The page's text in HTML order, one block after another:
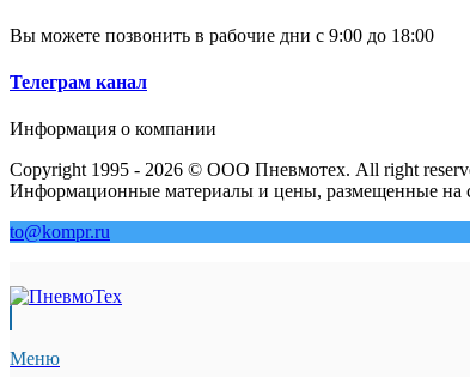
Вы можете позвонить в рабочие дни с 9:00 до 18:00
Телеграм канал
Информация о компании
Copyright 1995 - 2026 © ООО Пневмотех. All right
Информационные материалы и цены, размещенные на
to@kompr.ru
Меню